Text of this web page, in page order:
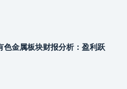
金属板块财报分析：盈利跃